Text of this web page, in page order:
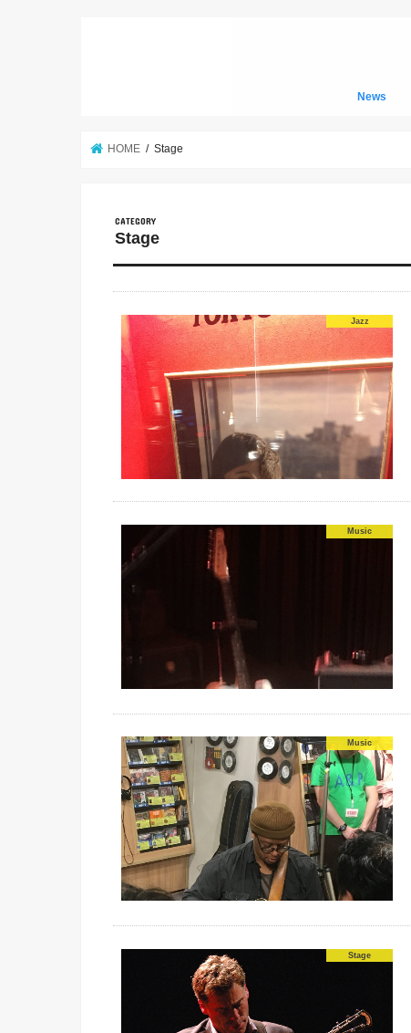
News
HOME Stage
Stage
Jazz
Music
Music
Stage